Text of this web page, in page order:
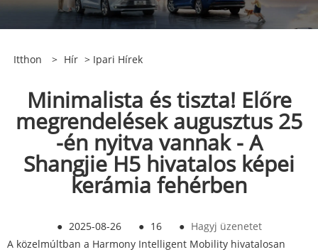
Itthon > Hír > Ipari Hírek
Minimalista és tiszta! Előre
megrendelések augusztus 25
-én nyitva vannak - A
Shangjie H5 hivatalos képei
kerámia fehérben
● 2025-08-26 ● 16 ● Hagyj üzenetet
A közelmúltban a Harmony Intelligent Mobility hivatalosan